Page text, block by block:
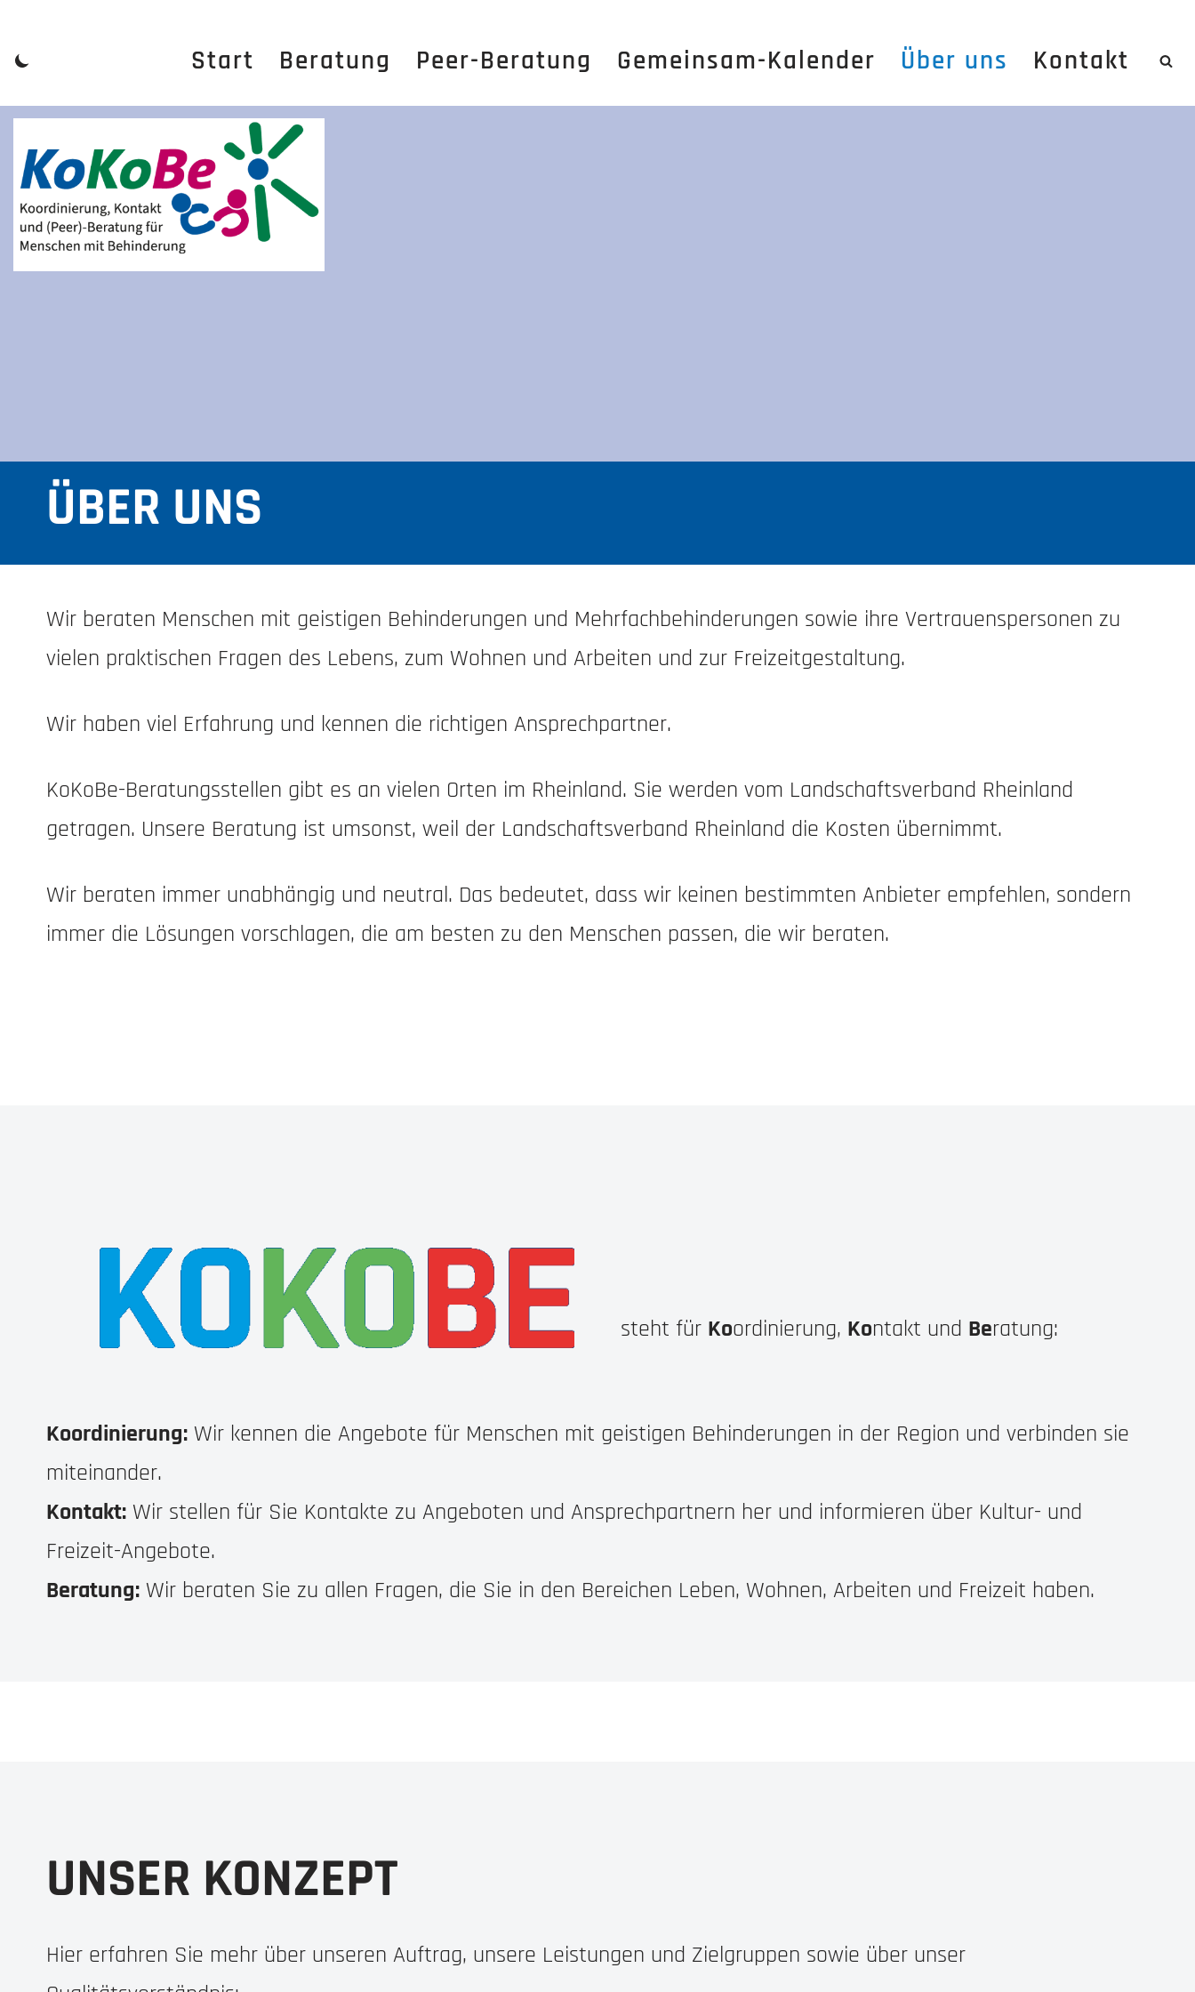
Zum
Start Beratung Peer-Beratung Gemeinsam-Kalender Über uns Kontakt
ÜBER UNS
Wir beraten Menschen mit geistigen Behinderungen und Mehrfachbehinderungen sowie ihre Vertrauenspersonen zu
vielen praktischen Fragen des Lebens, zum Wohnen und Arbeiten und zur Freizeitgestaltung.
Wir haben viel Erfahrung und kennen die richtigen Ansprechpartner.
KoKoBe-Beratungsstellen gibt es an vielen Orten im Rheinland. Sie werden vom Landschaftsverband Rheinland
getragen. Unsere Beratung ist umsonst, weil der Landschaftsverband Rheinland die Kosten übernimmt.
Wir beraten immer unabhängig und neutral. Das bedeutet, dass wir keinen bestimmten Anbieter empfehlen, sondern
immer die Lösungen vorschlagen, die am besten zu den Menschen passen, die wir beraten.
steht für Koordinierung, Kontakt und Beratung:
Koordinierung: Wir kennen die Angebote für Menschen mit geistigen Behinderungen in der Region und verbinden sie
miteinander.
Kontakt: Wir stellen für Sie Kontakte zu Angeboten und Ansprechpartnern her und informieren über Kultur- und
Freizeit-Angebote.
Beratung: Wir beraten Sie zu allen Fragen, die Sie in den Bereichen Leben, Wohnen, Arbeiten und Freizeit haben.
UNSER KONZEPT
Hier erfahren Sie mehr über unseren Auftrag, unsere Leistungen und Zielgruppen sowie über unser